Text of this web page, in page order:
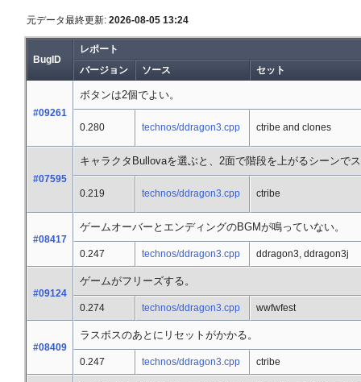
元データ最終更新: 2026-08-05 13:24
BugID
レポート
バージョン
ソース セット
#09261
ボタンは2個でよい。
0.280 technos/ddragon3.cpp ctribe and clones
#07595
キャラクタBullovaを選ぶと、2面で階段を上がるシーンで
0.219 technos/ddragon3.cpp ctribe
#08417
ゲームオーバーとエンディングのBGMが鳴っていない。
0.247 technos/ddragon3.cpp ddragon3, ddragon3j
#09124
ゲームがフリーズする。
0.274 technos/ddragon3.cpp wwfwfest
#08409
ラスボスのあとにリセットがかかる。
0.247 technos/ddragon3.cpp ctribe